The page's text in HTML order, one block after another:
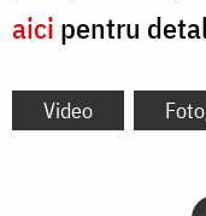
aici pentru
Video